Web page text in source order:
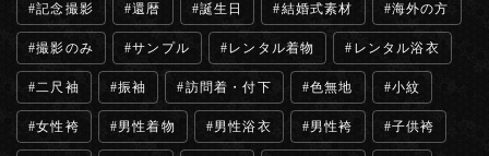
記念撮影 還暦 誕生日 結婚式素材 海外の方
撮影のみ サンプル レンタル着物 レンタル浴衣
二尺袖 振袖 訪問着・付下 色無地 小紋
女性袴 男性着物 男性浴衣 男性袴 子供袴